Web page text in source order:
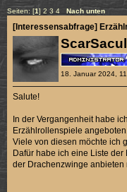
Seiten: [1] 2 3 4 Nach unten
ScarSacul
18. Januar 2024,
[Interessensabfrage]
Salute!
In der Vergangenheit habe
Erzählrollenspiele
Viele von diesen möchte ich
Dafür habe ich eine Liste
der Drachenzwinge anbieten